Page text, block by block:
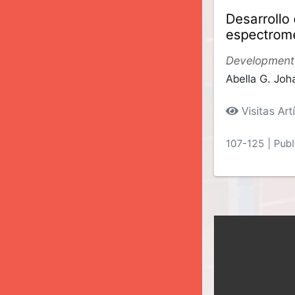
Abella G.
Visitas
107-125